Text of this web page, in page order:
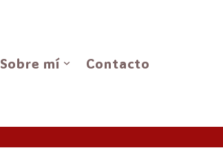
Sobre mí Contacto